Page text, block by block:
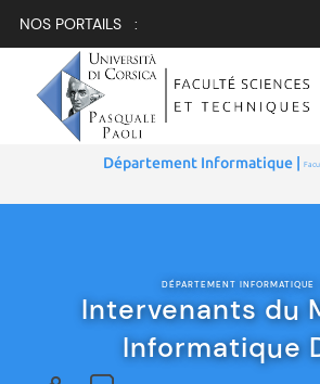
NOS PORTAILS :
Département Informatique |
DÉPARTEMENT INFORMATIQUE
Intervenants du
Informatique